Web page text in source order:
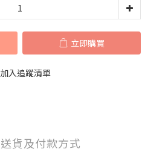
立即購買
加入追蹤清單
送貨及付款方式